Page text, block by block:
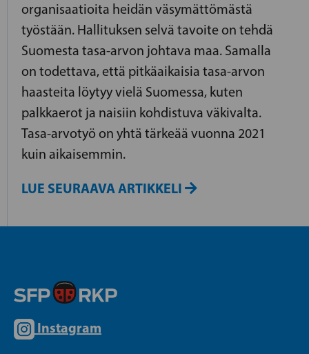
organisaatioita heidän väsymättömästä
työstään. Hallituksen selvä tavoite on tehdä
Suomesta tasa-arvon johtava maa. Samalla
on todettava, että pitkäaikaisia tasa-arvon
haasteita löytyy vielä Suomessa, kuten
palkkaerot ja naisiin kohdistuva väkivalta.
Tasa-arvotyö on yhtä tärkeää vuonna 2021
kuin aikaisemmin.
LUE SEURAAVA ARTIKKELI
Instagram